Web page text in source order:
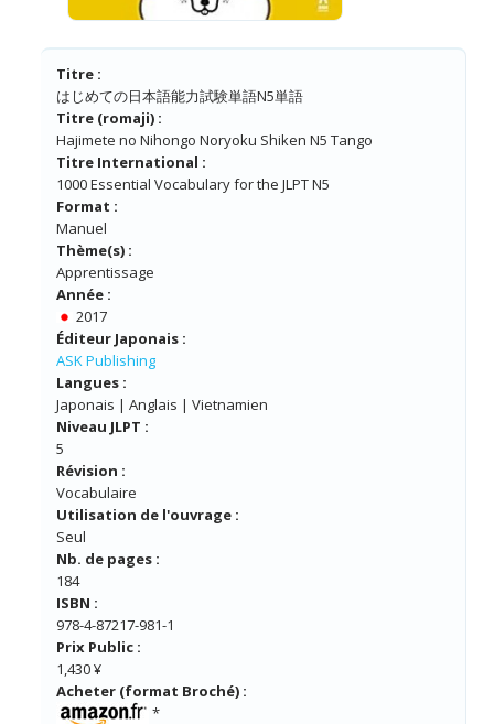
Titre :
はじめての日本語能力試験単語N5単語
Titre (romaji) :
Hajimete no Nihongo Noryoku Shiken N5 Tango
Titre International :
1000 Essential Vocabulary for the JLPT N5
Format :
Manuel
Thème(s) :
Apprentissage
Année :
2017
Éditeur Japonais :
ASK Publishing
Langues :
Japonais | Anglais | Vietnamien
Niveau JLPT :
5
Révision :
Vocabulaire
Utilisation de l'ouvrage :
Seul
Nb. de pages :
184
ISBN :
978-4-87217-981-1
Prix Public :
1,430 ¥
Acheter (format Broché) :
*